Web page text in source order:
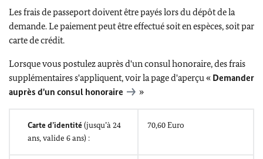
Les frais de passeport doivent être payés lors du dépôt de la
demande. Le paiement peut être effectué soit en espèces, soit par
carte de crédit.
Lorsque vous postulez auprès d'un consul honoraire, des frais
supplémentaires s'appliquent, voir la page d'aperçu « Demander
auprès d'un consul honoraire
»
Carte d’identité (jusqu’à 24
ans, valide 6 ans) :
70,60 Euro